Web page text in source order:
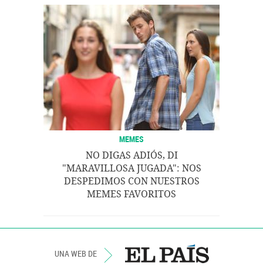
MEMES
NO DIGAS ADIÓS, DI
"MARAVILLOSA JUGADA": NOS
DESPEDIMOS CON NUESTROS
MEMES FAVORITOS
UNA WEB DE